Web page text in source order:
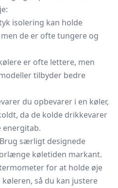
isolering kan holde
de er ofte tungere og
er ofte lettere, men
tilbyder bedre
du opbevarer i en køler,
da de kolde drikkevarer
energitab.
Brug særligt designede
køletiden markant.
for at holde øje
så du kan justere